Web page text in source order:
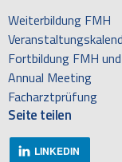
Weiterbildung FMH
Fortbildung FMH
Annual Meeting
Facharztprüfung
Seite teilen
LINKEDIN